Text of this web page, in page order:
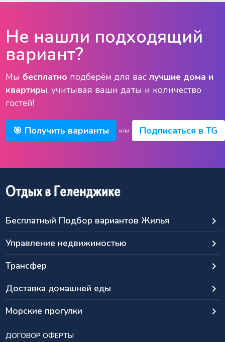
Не нашли подходящий
вариант?
Мы бесплатно подберём для вас лучшие дома и
квартиры, учитывая ваши даты и количество
гостей!
🎯 Получить варианты или Подписаться в TG
Бесплатный Подбор вариантов Жилья
keyboard_arrow_right
Управление недвижимостью
keyboard_arrow_right
Трансфер
keyboard_arrow_right
Доставка домашней еды
keyboard_arrow_right
Морские прогулки
keyboard_arrow_right
ДОГОВОР ОФЕРТЫ